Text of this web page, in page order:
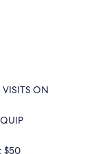
and
is
view
are
to beach
ON
$50